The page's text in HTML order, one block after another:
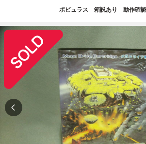
ポピュラス 箱説あり 動作確